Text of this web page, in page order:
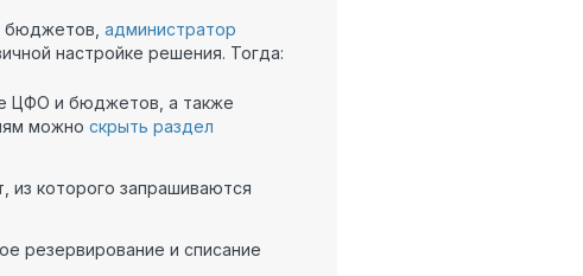
бюджетов, администратор
настройке решения. Тогда:
ЦФО и бюджетов, а также
можно скрыть раздел
из которого запрашиваются
резервирование и списание